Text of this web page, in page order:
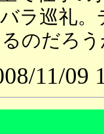
ラ巡礼。
るのだろ
11/09